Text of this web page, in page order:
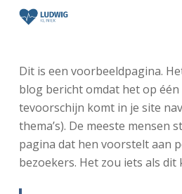
Skip
contentDit is een voorbeeldpagina.
blog bericht omdat het op
tevoorschijn komt in je site
thema’s). De meeste mensen
pagina dat hen voorstelt aan
bezoekers. Het zou iets als dit